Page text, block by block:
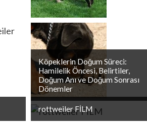
Köpeklerin Doğum Süreci:
Hamilelik Öncesi, Belirtiler,
Doğum Anı ve Doğum Sonrası
Dönemler
rottweiler FİLM